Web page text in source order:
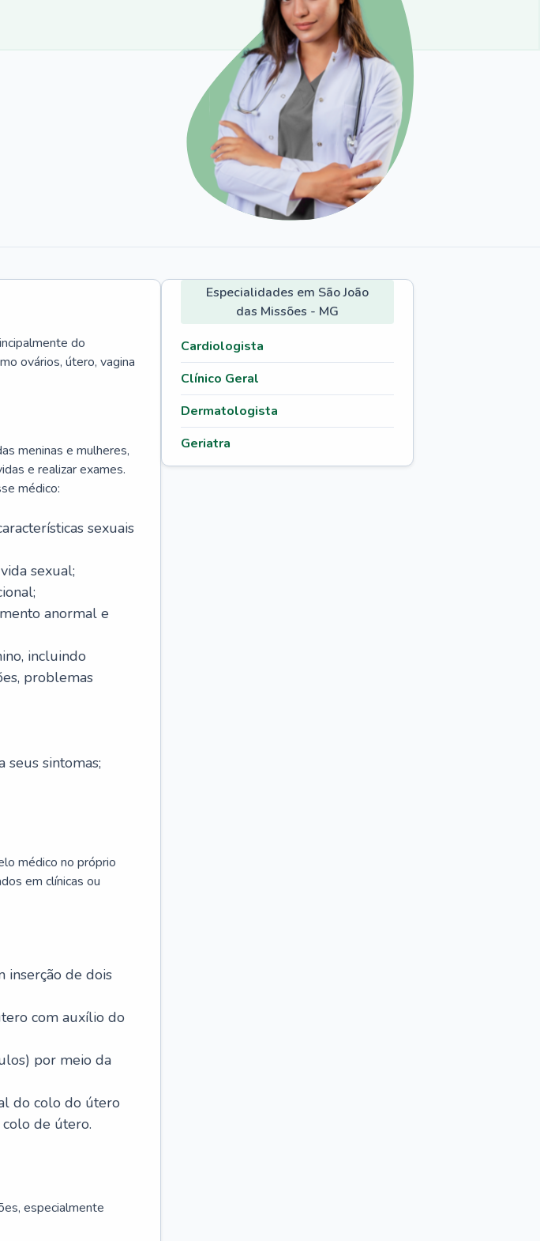
do
ovários, útero, vagina
meninas e mulheres,
e realizar exames.
médico:
sexuais
sexual;
anormal e
incluindo
problemas
seus sintomas;
médico no próprio
em clínicas ou
inserção de dois
com auxílio do
por meio da
do colo do útero
de útero.
especialmente
Especialidades em São João
das Missões - MG
Cardiologista
Clínico Geral
Dermatologista
Geriatra